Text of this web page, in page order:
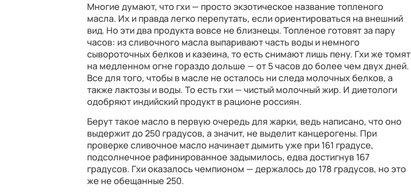
Многие думают, что гхи — просто экзотическое название топленого
масла. Их и правда легко перепутать, если ориентироваться на внешний
вид. Но эти два продукта вовсе не близнецы. Топленое готовят за пару
часов: из сливочного масла выпаривают часть воды и немного
сывороточных белков и казеина, то есть снимают лишь пену. Гхи же томят
на медленном огне гораздо дольше — от 5 часов до более чем двух дней.
Все для того, чтобы в масле не осталось ни следа молочных белков, а
также лактозы и воды. То есть гхи — чистый молочный жир. И диетологи
одобряют индийский продукт в рационе россиян.
Берут такое масло в первую очередь для жарки, ведь написано, что оно
выдержит до 250 градусов, а значит, не выделит канцерогены. При
проверке сливочное масло начинает дымить уже при 161 градусе,
подсолнечное рафинированное задымилось, едва достигнув 167
градусов. Гхи оказалось чемпионом — держалось до 178 градусов, но это
же не обещанные 250.